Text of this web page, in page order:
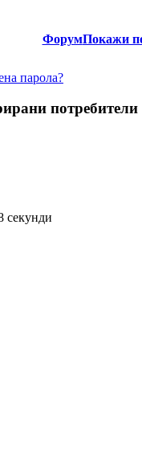
ФорумПокажи
парола?
потребители
секунди